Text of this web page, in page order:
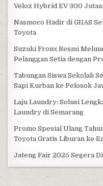
Veloz Hybrid EV 300
Nasmoco Hadir di GIIAS
Toyota
Suzuki Fronx Resmi
Pelanggan Setia dengan
Tabungan Siswa Sekolah
Sapi Kurban ke Pelosok
Laju Laundry: Solusi
Laundry di Semarang
Promo Spesial Ulang
Toyota Gratis Liburan ke
Jateng Fair 2025 Segera